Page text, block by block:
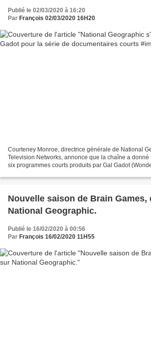
Publié le 02/03/2020 à 16:20
Par François 02/03/2020 16H20
Courteney Monroe, directrice générale de National
Television Networks, annonce que la chaîne a donné
six programmes courts produits par Gal Gadot
Nouvelle saison de Brain
National Geographic.
Publié le 16/02/2020 à 00:56
Par François 16/02/2020 11H55